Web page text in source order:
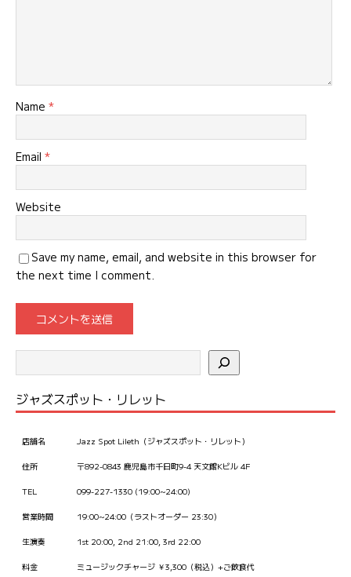
Name *
Email *
Website
Save my name, email, and website in this browser for
the next time I comment.
ジャズスポット・リレット
店舗名 Jazz Spot Lileth（ジャズスポット・リレット）
住所 〒892-0843 鹿児島市千日町9-4 天文館Kビル 4F
TEL 099-227-1330 (19:00~24:00)
営業時間 19:00~24:00（ラストオーダー 23:30）
生演奏 1st 20:00, 2nd 21:00, 3rd 22:00
料金 ミュージックチャージ ￥3,300（税込）+ご飲食代